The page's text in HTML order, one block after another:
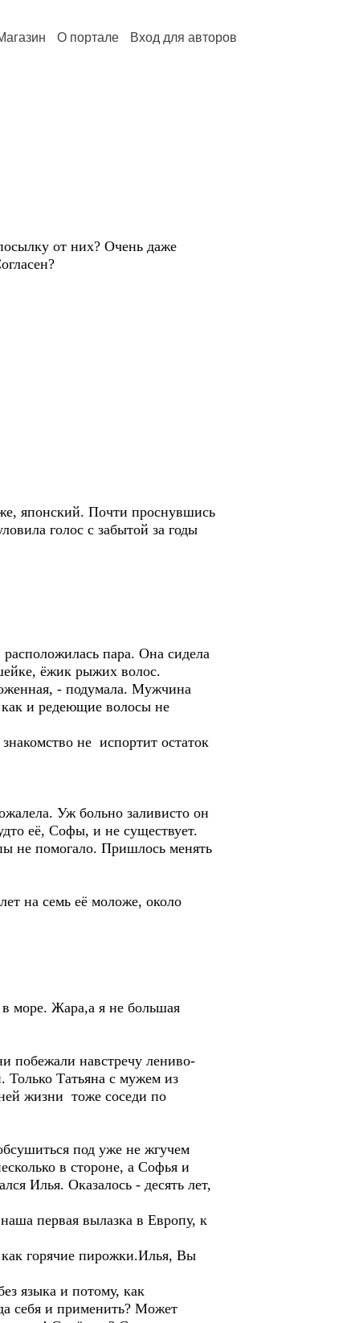
О портале Вход для авторов
от них? Очень даже
японский. Почти проснувшись
голос с забытой за годы
пара. Она сидела
ёжик рыжих волос.
- подумала. Мужчина
и редеющие волосы не
не испортит остаток
Уж больно заливисто он
её, Софы, и не существует.
не помогало. Пришлось менять
на семь её моложе, около
в море. Жара,а я не большая
побежали навстречу лениво-
Только Татьяна с мужем из
жизни тоже соседи по
под уже не жгучем
в стороне, а Софья и
Илья. Оказалось - десять лет,
первая вылазка в Европу, к
горячие пирожки.Илья, Вы
языка и потому, как
себя и применить? Может